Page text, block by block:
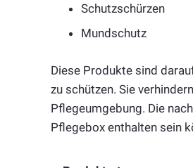
Schutzschürzen
Mundschutz
Diese Produkte sind
zu schützen. Sie
Pflegeumgebung. Die
Pflegebox enthalten sein